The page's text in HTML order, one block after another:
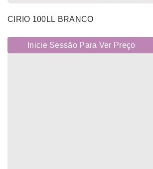
CIRIO 100LL BRANCO
Inicie Sessão Para Ver Preço